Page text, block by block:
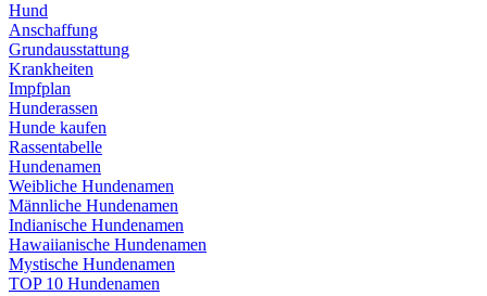
Hund
Anschaffung
Grundausstattung
Krankheiten
Impfplan
Hunderassen
Hunde kaufen
Rassentabelle
Hundenamen
Weibliche Hundenamen
Männliche Hundenamen
Indianische Hundenamen
Hawaiianische Hundenamen
Mystische Hundenamen
TOP 10 Hundenamen